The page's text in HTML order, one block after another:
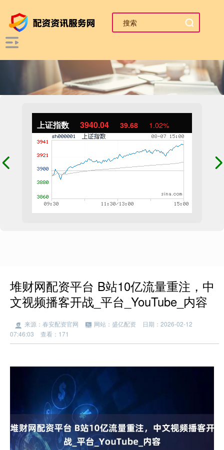
上证指数 3940.04 39.68 1.02%
堆财网配资平台 B站10亿流量重注，中
文视频播客开战_平台_YouTube_内容
来源：春安配资官网 网站：盛亿配资
日期：2026-02-12
07:46:03
查看：171